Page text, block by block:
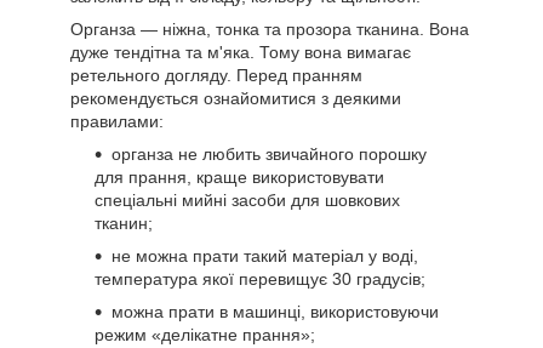
Органза — ніжна, тонка та прозора тканина. Вона
дуже тендітна та м'яка. Тому вона вимагає
ретельного догляду. Перед пранням
рекомендується ознайомитися з деякими
правилами:
органза не любить звичайного порошку
для прання, краще використовувати
спеціальні мийні засоби для шовкових
тканин;
не можна прати такий матеріал у воді,
температура якої перевищує 30 градусів;
можна прати в машинці, використовуючи
режим «делікатне прання»;